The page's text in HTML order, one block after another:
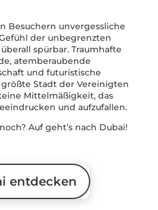
Besuchern unvergessliche
der unbegrenzten
spürbar. Traumhafte
atemberaubende
und futuristische
Stadt der Vereinigten
Mittelmäßigkeit, das
und aufzufallen.
Auf geht’s nach Dubai!
entdecken